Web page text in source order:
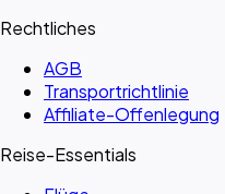
Rechtliches
AGB
Transportrichtlinie
Affiliate-Offenlegung
Reise-Essentials